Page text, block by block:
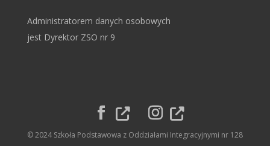
Administratorem danych osobowych
jest Dyrektor ZSO nr 9
© 2024 Szkoła Podstawowa z Oddziałami Integracyjnymi nr 128